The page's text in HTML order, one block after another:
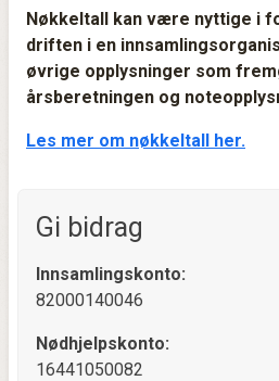
Nøkkeltall kan være nyttige i
driften i en
øvrige opplysninger som
årsberetningen og
Les mer om nøkkeltall her.
Gi bidrag
Innsamlingskonto:
82000140046
Nødhjelpskonto:
16441050082